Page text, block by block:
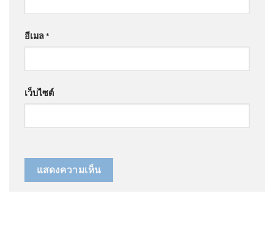
อีเมล*
เว็บไซต์